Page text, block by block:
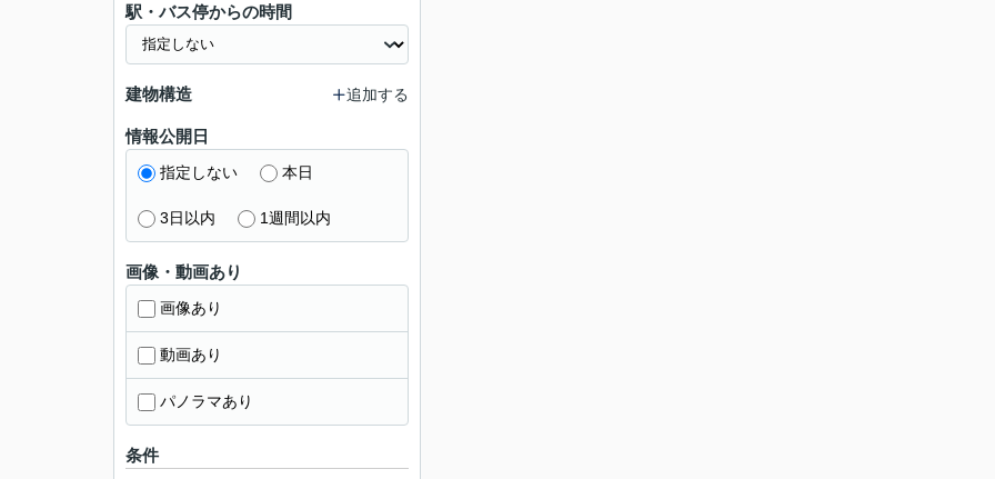
駅・バス停からの時間
建物構造 追加する
情報公開日
指定しない 本日
3日以内 1週間以内
画像・動画あり
画像あり
動画あり
パノラマあり
条件